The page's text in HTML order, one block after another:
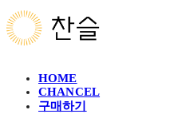
HOME
CHANCEL
구매하기